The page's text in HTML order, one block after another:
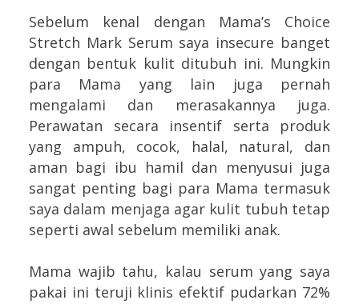
Sebelum kenal dengan Mama’s Choice
Stretch Mark Serum saya insecure banget
dengan bentuk kulit ditubuh ini. Mungkin
para Mama yang lain juga pernah
mengalami dan merasakannya juga.
Perawatan secara insentif serta produk
yang ampuh, cocok, halal, natural, dan
aman bagi ibu hamil dan menyusui juga
sangat penting bagi para Mama termasuk
saya dalam menjaga agar kulit tubuh tetap
seperti awal sebelum memiliki anak.
Mama wajib tahu, kalau serum yang saya
pakai ini teruji klinis efektif pudarkan 72%